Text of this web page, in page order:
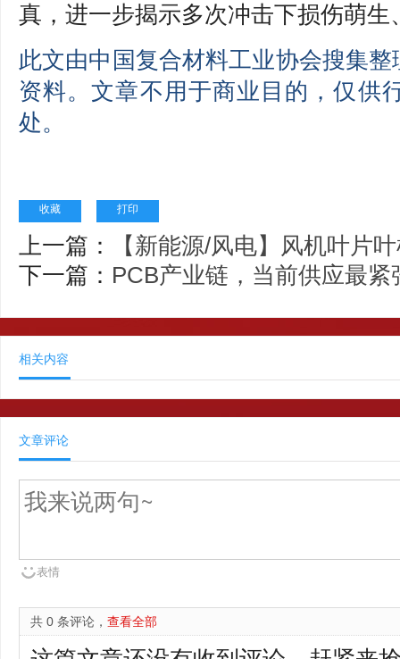
真，进一步揭示多次冲击下损伤萌
此文由中国复合材料工业协会搜集
资料。文章不用于商业目的，仅供
处。
收藏 打印
上一篇：
【新能源/风电】风机叶片
下一篇： PCB产业链，当前供应最紧
相关内容
文章评论
表情
共 0 条评论， 查看全部